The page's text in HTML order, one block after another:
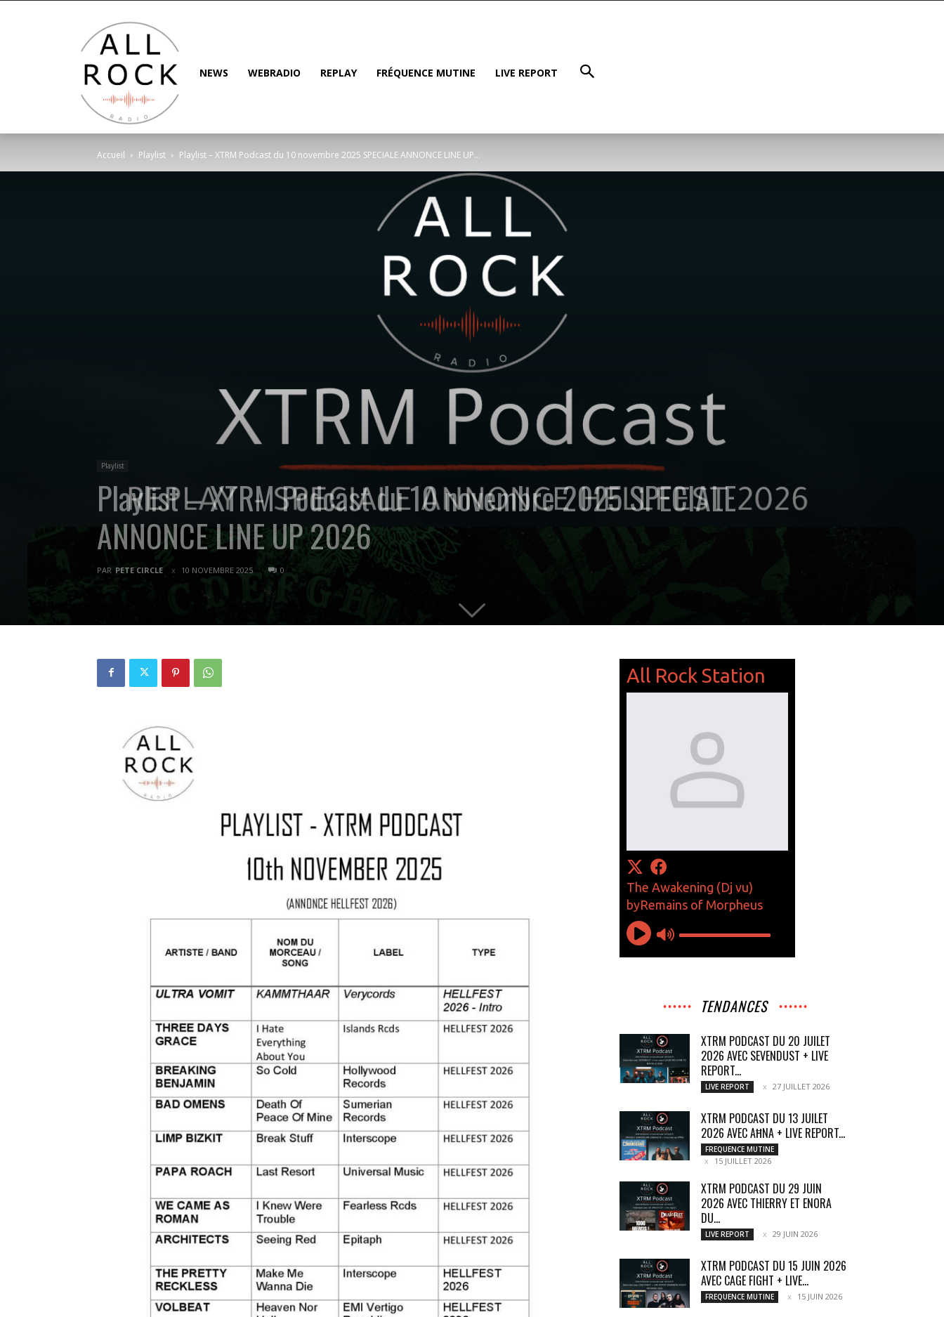
NEWS WEBRADIO REPLAY FRÉQUENCE MUTINE LIVE REPORT
Accueil Playlist Playlist – XTRM Podcast du 10 novembre 2025 SPECIALE ANNONCE LINE UP...
Playlist
Playlist – XTRM Podcast du 10 novembre 2025 SPECIALE
ANNONCE LINE UP 2026
PAR PETE CIRCLE 10 NOVEMBRE 2025 0
TENDANCES
XTRM PODCAST DU 20 JUILET
2026 AVEC SEVENDUST + LIVE
REPORT...
LIVE REPORT 27 JUILLET 2026
XTRM PODCAST DU 13 JUILET
2026 AVEC AĦNA + LIVE REPORT...
FREQUENCE MUTINE
15 JUILLET 2026
XTRM PODCAST DU 29 JUIN
2026 AVEC THIERRY ET ENORA
DU...
LIVE REPORT 29 JUIN 2026
XTRM PODCAST DU 15 JUIN 2026
AVEC CAGE FIGHT + LIVE...
FREQUENCE MUTINE 15 JUIN 2026